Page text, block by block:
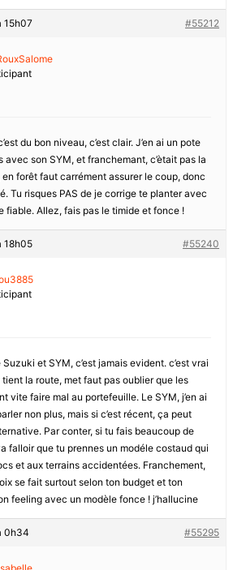
15h07 #55212
du bon niveau, c’est clair. J’en ai un pote
avec son SYM, et franchemant, c’ètait pas la
en forêt faut carrément assurer le coup, donc
Tu risques PAS de je corrige te planter avec
fiable. Allez, fais pas le timide et fonce !
18h05 #55240
et SYM, c’est jamais evident. c’est vrai
la route, met faut pas oublier que les
vite faire mal au portefeuille. Le SYM, j’en ai
non plus, mais si c’est récent, ça peut
Par conter, si tu fais beaucoup de
falloir que tu prennes un modéle costaud qui
et aux terrains accidentées. Franchement,
se fait surtout selon ton budget et ton
feeling avec un modèle fonce ! j’hallucine
0h34 #55295